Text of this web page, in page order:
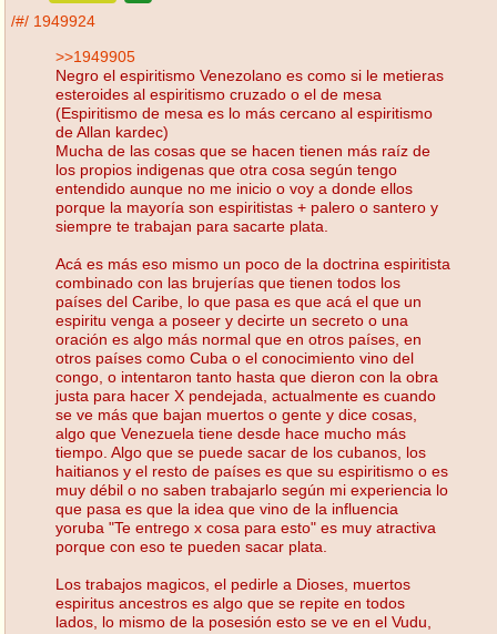
/#/ 1949924
>>1949905
Negro el espiritismo Venezolano es como si le metieras
esteroides al espiritismo cruzado o el de mesa
(Espiritismo de mesa es lo más cercano al espiritismo
de Allan kardec)
Mucha de las cosas que se hacen tienen más raíz de
los propios indigenas que otra cosa según tengo
entendido aunque no me inicio o voy a donde ellos
porque la mayoría son espiritistas + palero o santero y
siempre te trabajan para sacarte plata.
Acá es más eso mismo un poco de la doctrina espiritista
combinado con las brujerías que tienen todos los
países del Caribe, lo que pasa es que acá el que un
espiritu venga a poseer y decirte un secreto o una
oración es algo más normal que en otros países, en
otros países como Cuba o el conocimiento vino del
congo, o intentaron tanto hasta que dieron con la obra
justa para hacer X pendejada, actualmente es cuando
se ve más que bajan muertos o gente y dice cosas,
algo que Venezuela tiene desde hace mucho más
tiempo. Algo que se puede sacar de los cubanos, los
haitianos y el resto de países es que su espiritismo o es
muy débil o no saben trabajarlo según mi experiencia lo
que pasa es que la idea que vino de la influencia
yoruba "Te entrego x cosa para esto" es muy atractiva
porque con eso te pueden sacar plata.
Los trabajos magicos, el pedirle a Dioses, muertos
espiritus ancestros es algo que se repite en todos
lados, lo mismo de la posesión esto se ve en el Vudu,